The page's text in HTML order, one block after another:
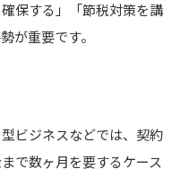
保する」「節税対策を講
が重要です。
ビジネスなどでは、契約
で数ヶ月を要するケース